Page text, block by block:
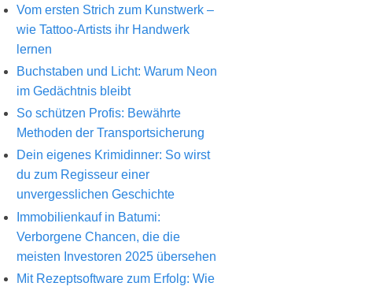
Vom ersten Strich zum Kunstwerk –
wie Tattoo-Artists ihr Handwerk
lernen
Buchstaben und Licht: Warum Neon
im Gedächtnis bleibt
So schützen Profis: Bewährte
Methoden der Transportsicherung
Dein eigenes Krimidinner: So wirst
du zum Regisseur einer
unvergesslichen Geschichte
Immobilienkauf in Batumi:
Verborgene Chancen, die die
meisten Investoren 2025 übersehen
Mit Rezeptsoftware zum Erfolg: Wie